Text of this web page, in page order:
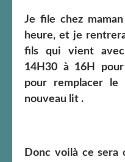
Je file chez
heure, et je
fils qui vient
14H30 à 16H
pour remplacer
nouveau lit .
Donc voilà ce sera